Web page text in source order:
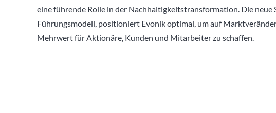
eine führende Rolle in der Nachhaltigkeitstransformation. Die
Führungsmodell, positioniert Evonik optimal, um auf
Mehrwert für Aktionäre, Kunden und Mitarbeiter zu schaffen.